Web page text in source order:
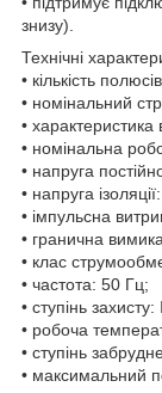
знизу).
Технічні
• кількість
• номінальний
•
• номінальна
• напруга
• напруга
• імпульсна
• гранична
• клас
• частота: 50 Гц;
• ступінь
• робоча
• ступінь
• максимальний